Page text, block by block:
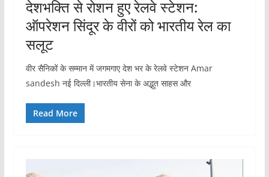
देशभक्ति से रोशन हुए रेलवे स्टेशन:
ऑपरेशन सिंदूर के वीरों को भारतीय रेल का
सलूट
वीर सैनिकों के सम्मान में जगमगाए देश भर के रेलवे स्टेशन Amar
sandesh नई दिल्ली।भारतीय सेना के अद्भुत साहस और
Read More